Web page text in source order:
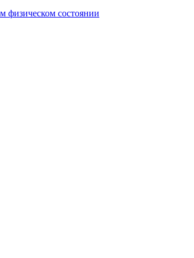
физическом состоянии